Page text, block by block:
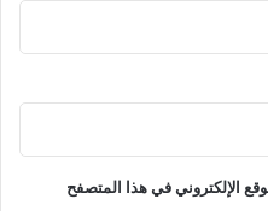
الإلكتروني في هذا المتصفح